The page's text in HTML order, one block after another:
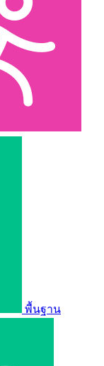
พื้นฐาน